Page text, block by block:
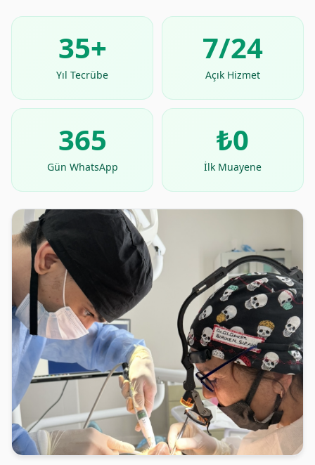
35+
Yıl Tecrübe
7/24
Açık Hizmet
365
Gün WhatsApp
₺0
İlk Muayene